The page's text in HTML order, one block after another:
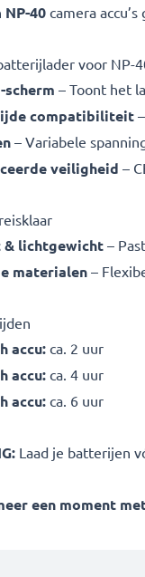
NP-40 camera
voor NP-
scherm – Toont het
compatibiliteit
– Variabele
veiligheid –
& lichtgewicht –
materialen –
accu: ca. 2 uur
accu: ca. 4 uur
accu: ca. 6 uur
Laad je batterijen
een moment